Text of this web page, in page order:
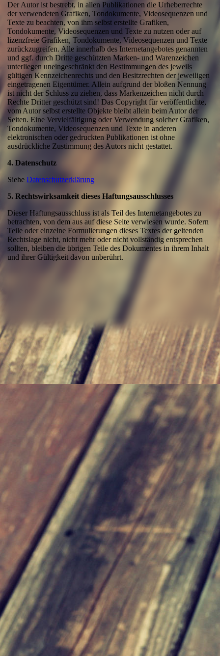
Der Autor ist bestrebt, in allen Publikationen die Urheberrechte
der verwendeten Grafiken, Tondokumente, Videosequenzen und
Texte zu beachten, von ihm selbst erstellte Grafiken,
Tondokumente, Videosequenzen und Texte zu nutzen oder auf
lizenzfreie Grafiken, Tondokumente, Videosequenzen und Texte
zurückzugreifen. Alle innerhalb des Internetangebotes genannten
und ggf. durch Dritte geschützten Marken- und Warenzeichen
unterliegen uneingeschränkt den Bestimmungen des jeweils
gültigen Kennzeichenrechts und den Besitzrechten der jeweiligen
eingetragenen Eigentümer. Allein aufgrund der bloßen Nennung
ist nicht der Schluss zu ziehen, dass Markenzeichen nicht durch
Rechte Dritter geschützt sind! Das Copyright für veröffentlichte,
vom Autor selbst erstellte Objekte bleibt allein beim Autor der
Seiten. Eine Vervielfältigung oder Verwendung solcher Grafiken,
Tondokumente, Videosequenzen und Texte in anderen
elektronischen oder gedruckten Publikationen ist ohne
ausdrückliche Zustimmung des Autors nicht gestattet.
4. Datenschutz
Siehe Datenschutzerklärung
5. Rechtswirksamkeit dieses Haftungsausschlusses
Dieser Haftungsausschluss ist als Teil des Internetangebotes zu
betrachten, von dem aus auf diese Seite verwiesen wurde. Sofern
Teile oder einzelne Formulierungen dieses Textes der geltenden
Rechtslage nicht, nicht mehr oder nicht vollständig entsprechen
sollten, bleiben die übrigen Teile des Dokumentes in ihrem Inhalt
und ihrer Gültigkeit davon unberührt.